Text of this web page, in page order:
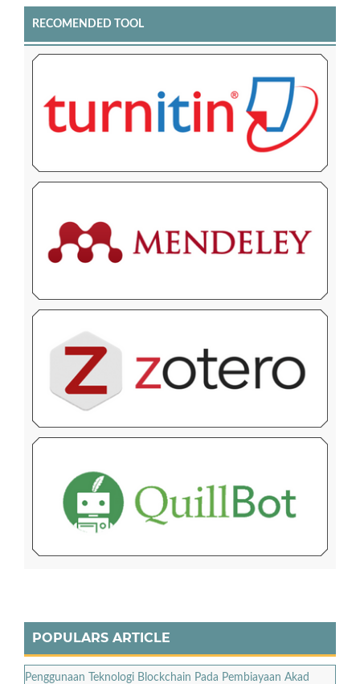
RECOMENDED TOOL
POPULARS ARTICLE
Penggunaan Teknologi Blockchain Pada Pembiayaan Akad